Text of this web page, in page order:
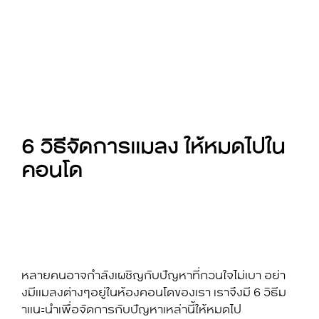
6 วิธีจัดการเเมลง ให้หมดไปใน
คอนโด
หลายคนอาจกำลังเผชิญกับปัญหาที่กวนใจไม่เบา อย่า
งมีเเมลงต่างๆอยู่ในห้องคอนโดของเรา เราจึงมี 6 วิธีม
าเเนะนำเพื่อจัดการกับปัญหาเหล่านี้ให้หมดไป